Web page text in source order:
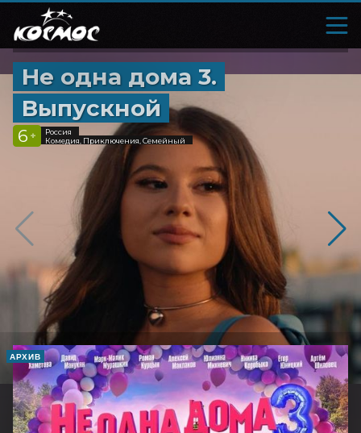
Не одна дома 3.
Выпускной
6 +
Россия
Комедия, Приключения, Семейный
АРХИВ